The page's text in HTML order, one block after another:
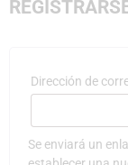
Dirección de
Se enviará un